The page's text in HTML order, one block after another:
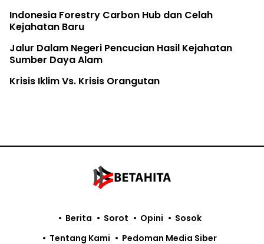
Indonesia Forestry Carbon Hub dan Celah
Kejahatan Baru
Jalur Dalam Negeri Pencucian Hasil Kejahatan
Sumber Daya Alam
Krisis Iklim Vs. Krisis Orangutan
Berita Sorot Opini
Sosok
Tentang Kami
Pedoman Media Siber